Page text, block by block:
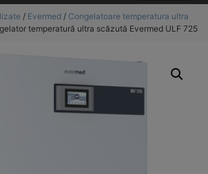
/ Evermed / Congelatoare temperatura ultra
temperatură ultra scăzută Evermed ULF 725